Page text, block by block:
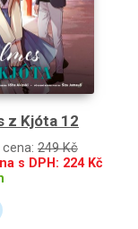
z Kjóta 12
249 Kč
s DPH: 224Kč